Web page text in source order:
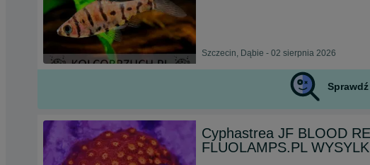
Szczecin, Dąbie - 02 sierpnia 2026
Cyphastrea JF BLOOD
FLUOLAMPS.PL